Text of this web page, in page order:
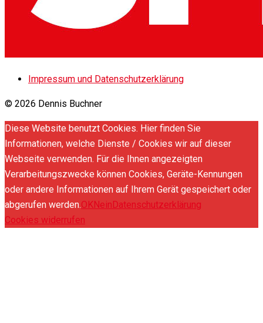
Impressum und Datenschutzerklärung
© 2026 Dennis Buchner
Diese Website benutzt Cookies. Hier finden Sie
Informationen, welche Dienste / Cookies wir auf dieser
Webseite verwenden. Für die Ihnen angezeigten
Verarbeitungszwecke können Cookies, Geräte-Kennungen
oder andere Informationen auf Ihrem Gerät gespeichert oder
abgerufen werden.OKNeinDatenschutzerklärung
Cookies widerrufen